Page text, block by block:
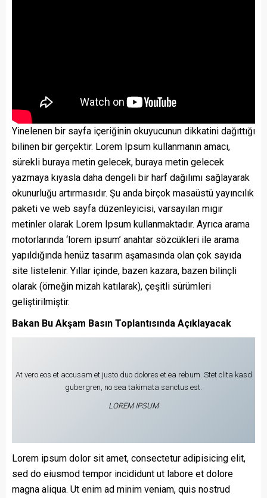
Yinelenen bir sayfa içeriğinin okuyucunun dikkatini dağıttığı
bilinen bir gerçektir. Lorem Ipsum kullanmanın amacı,
sürekli buraya metin gelecek, buraya metin gelecek
yazmaya kıyasla daha dengeli bir harf dağılımı sağlayarak
okunurluğu artırmasıdır. Şu anda birçok masaüstü yayıncılık
paketi ve web sayfa düzenleyicisi, varsayılan mıgır
metinler olarak Lorem Ipsum kullanmaktadır. Ayrıca arama
motorlarında ‘lorem ipsum’ anahtar sözcükleri ile arama
yapıldığında henüz tasarım aşamasında olan çok sayıda
site listelenir. Yıllar içinde, bazen kazara, bazen bilinçli
olarak (örneğin mizah katılarak), çeşitli sürümleri
geliştirilmiştir.
Bakan Bu Akşam Basın Toplantısında Açıklayacak
At vero eos et accusam et justo duo dolores et ea rebum. Stet clita kasd
gubergren, no sea takimata sanctus est.
LOREM IPSUM
Lorem ipsum dolor sit amet, consectetur adipisicing elit,
sed do eiusmod tempor incididunt ut labore et dolore
magna aliqua. Ut enim ad minim veniam, quis nostrud